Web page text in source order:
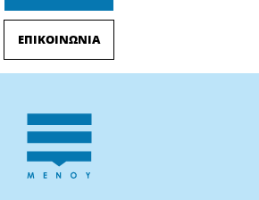
ΕΠΙΚΟΙΝΩΝΙΑ
Menu